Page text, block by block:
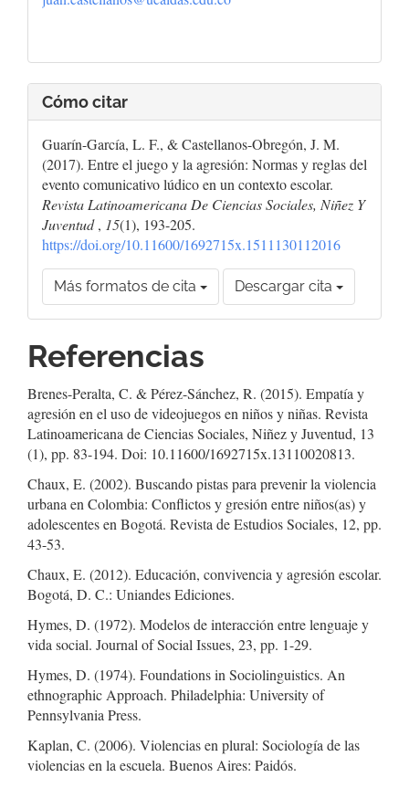
Cómo citar
Guarín-García, L. F., & Castellanos-Obregón, J. M.
(2017). Entre el juego y la agresión: Normas y reglas del
evento comunicativo lúdico en un contexto escolar.
Revista Latinoamericana De Ciencias Sociales, Niñez Y
Juventud, 15(1), 193-205.
https://doi.org/10.11600/1692715x.1511130112016
Más formatos de cita Descargar cita
Referencias
Brenes-Peralta, C. & Pérez-Sánchez, R. (2015). Empatía y
agresión en el uso de videojuegos en niños y niñas. Revista
Latinoamericana de Ciencias Sociales, Niñez y Juventud, 13
(1), pp. 83-194. Doi: 10.11600/1692715x.13110020813.
Chaux, E. (2002). Buscando pistas para prevenir la violencia
urbana en Colombia: Conflictos y gresión entre niños(as) y
adolescentes en Bogotá. Revista de Estudios Sociales, 12, pp.
43-53.
Chaux, E. (2012). Educación, convivencia y agresión escolar.
Bogotá, D. C.: Uniandes Ediciones.
Hymes, D. (1972). Modelos de interacción entre lenguaje y
vida social. Journal of Social Issues, 23, pp. 1-29.
Hymes, D. (1974). Foundations in Sociolinguistics. An
ethnographic Approach. Philadelphia: University of
Pennsylvania Press.
Kaplan, C. (2006). Violencias en plural: Sociología de las
violencias en la escuela. Buenos Aires: Paidós.